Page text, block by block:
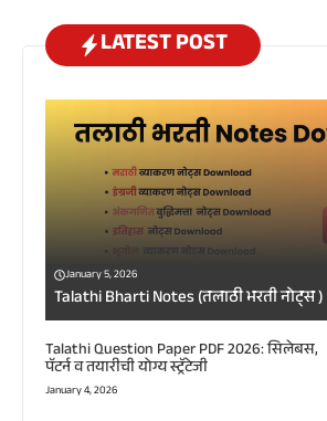
LATEST POST
January 5, 2026
Talathi Bharti Notes (तलाठी भरती नोट्स )
Talathi Question Paper PDF 2026: सिलेबस,
पॅटर्न व तयारीची योग्य स्ट्रॅटेजी
January 4, 2026